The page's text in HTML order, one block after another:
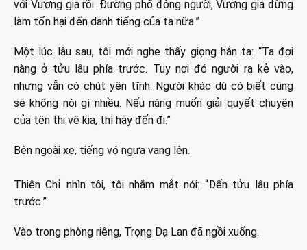
với Vương gia rồi. Đường phố đông người, Vương gia đừng
làm tổn hại đến danh tiếng của ta nữa.”
Một lúc lâu sau, tôi mới nghe thấy giọng hắn ta: “Ta đợi
nàng ở tửu lâu phía trước. Tuy nơi đó người ra kẻ vào,
nhưng vẫn có chút yên tĩnh. Người khác dù có biết cũng
sẽ không nói gì nhiều. Nếu nàng muốn giải quyết chuyện
của tên thị vệ kia, thì hãy đến đi.”
Bên ngoài xe, tiếng vó ngựa vang lên.
Thiên Chỉ nhìn tôi, tôi nhắm mắt nói: “Đến tửu lâu phía
trước.”
Vào trong phòng riêng, Trọng Dạ Lan đã ngồi xuống.